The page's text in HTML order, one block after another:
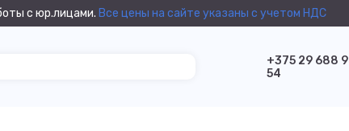
с юр.лицами. Все цены на сайте указаны с учетом НДС
+375 29 688
54